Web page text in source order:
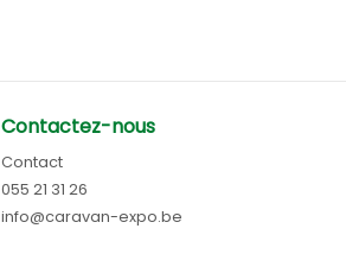
Contactez-nous
Contact
055 21 31 26
info@caravan-expo.be